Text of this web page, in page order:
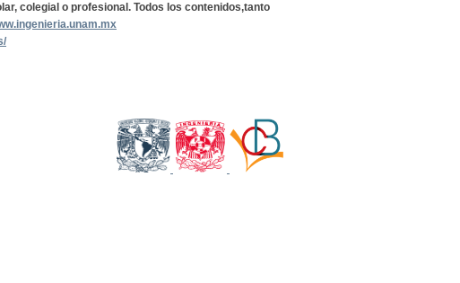
colegial o profesional. Todos los contenidos,tanto